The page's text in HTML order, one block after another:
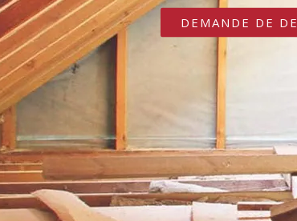
DEMANDE DE